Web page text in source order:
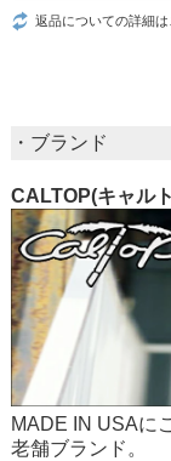
返品についての詳細は
・ブランド
CALTOP(キャル
MADE IN USAに
老舗ブランド。